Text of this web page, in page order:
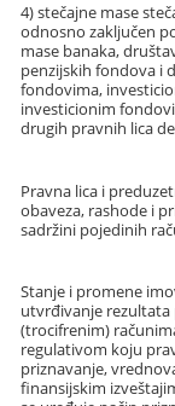
4) stečajne mase
odnosno zaključen
mase banaka,
penzijskih fondova i
fondovima,
investicionim
drugih pravnih lica
Pravna lica i
obaveza, rashode i
sadržini pojedinih
Stanje i promene
utvrđivanje rezultata
(trocifrenim)
regulativom koju
priznavanje,
finansijskim